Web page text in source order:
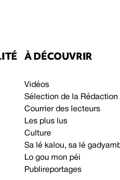
À DÉCOUVRIR
Vidéos
Sélection de la Rédaction
Courrier des lecteurs
Les plus lus
Culture
Sa lé kalou, sa lé
Lo gou mon péi
Publireportages